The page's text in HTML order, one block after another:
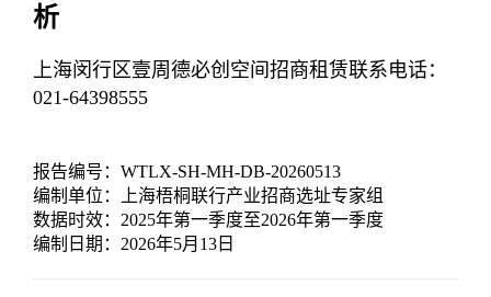
析
上海闵行区壹周德必创空间招商租赁联系电话：
021-64398555
报告编号：WTLX-SH-MH-DB-20260513
编制单位：上海梧桐联行产业招商选址专家组
数据时效：2025年第一季度至2026年第一季度
编制日期：2026年5月13日